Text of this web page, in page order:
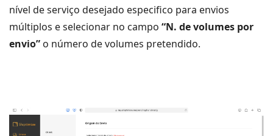
nível de serviço desejado especifico para envios
múltiplos e selecionar no campo “N. de volumes por
envio” o número de volumes pretendido.